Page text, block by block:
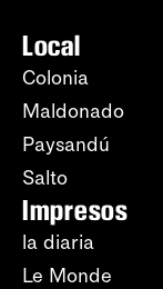
Local
Colonia
Maldonado
Paysandú
Salto
Impresos
la diaria
Le Monde